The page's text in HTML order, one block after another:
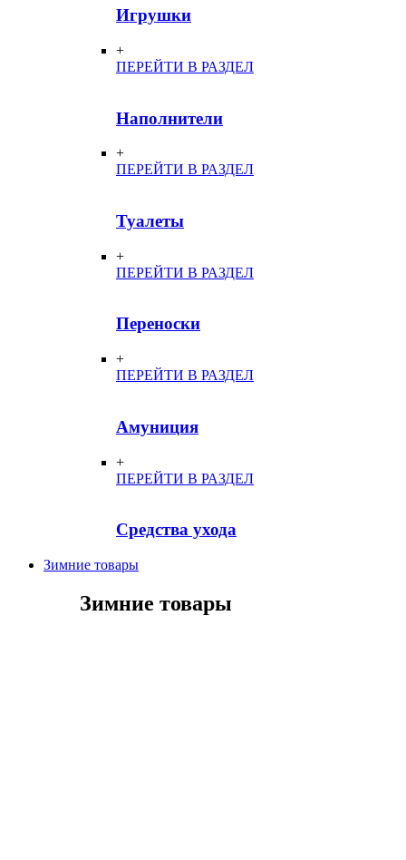
Игрушки
+
ПЕРЕЙТИ В РАЗДЕЛ
Наполнители
+
ПЕРЕЙТИ В РАЗДЕЛ
Туалеты
+
ПЕРЕЙТИ В РАЗДЕЛ
Переноски
+
ПЕРЕЙТИ В РАЗДЕЛ
Амуниция
+
ПЕРЕЙТИ В РАЗДЕЛ
Средства ухода
Зимние товары
Зимние товары